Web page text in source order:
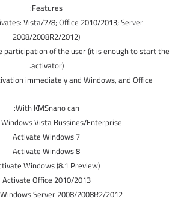
Features:
Vista/7/8; Office 2010/2013; Server
2008/2008R2/2012)
participation of the user (it is enough to start the
activator).
immediately and Windows, and Office.
With KMSnano can:
Vista Bussines/Enterprise
Activate Windows 7
Activate Windows 8
Windows (8.1 Preview)
Activate Office 2010/2013
Server 2008/2008R2/2012